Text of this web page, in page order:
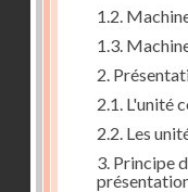
1.2.
1.3.
2.
2.1. L'unité
2.2. Les
3. Principe